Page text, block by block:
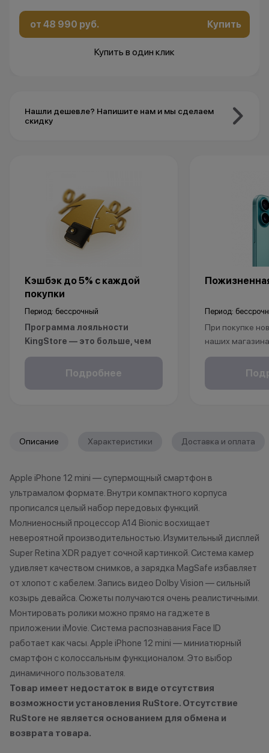
от 48 990 руб. Купить
Купить в один клик
Нашли дешевле? Напишите нам и мы сделаем
скидку
Кэшбэк до 5% с каждой
покупки
Период: бессрочный
Программа лояльности
KingStore — это больше, чем
просто бонусы.
Покупайте технику и аксессуары,
За покупки начисляются бонусные
Как можно использовать
баллы
Бонусными баллами можно
оплатить:
до 20% от чека — на аксессуары;
оригинальную продукцию Dyson и
Xiaomi.
до 5% от чека — на оригинальную
продукцию Apple;
до 2% от чека — на новые iPhone;
Статусы программы
лояльности
Подробнее
Период:
При покупке
наших
рассрочку,
безналичному
*Данная акция
публичной
договора
причинам
нарушение
обоснованные
•Организатор
изменить
Описание Характеристики Доставка и оплата
Apple iPhone 12 mini — супермощный смартфон в
ультрамалом формате. Внутри компактного корпуса
прописался целый набор передовых функций.
Молниеносный процессор A14 Bionic восхищает
невероятной производительностью. Изумительный дисплей
Super Retina XDR радует сочной картинкой. Система камер
удивляет качеством снимков, а зарядка MagSafe избавляет
от хлопот с кабелем. Запись видео Dolby Vision — сильный
козырь девайса. Сюжеты получаются очень реалистичными.
Монтировать ролики можно прямо на гаджете в
приложении iMovie. Система распознавания Face ID
работает как часы. Apple iPhone 12 mini — миниатюрный
смартфон с колоссальным функционалом. Это выбор
динамичного пользователя.
Товар имеет недостаток в виде отсутствия
возможности установления RuStore. Отсутствие
RuStore не является основанием для обмена и
возврата товара.